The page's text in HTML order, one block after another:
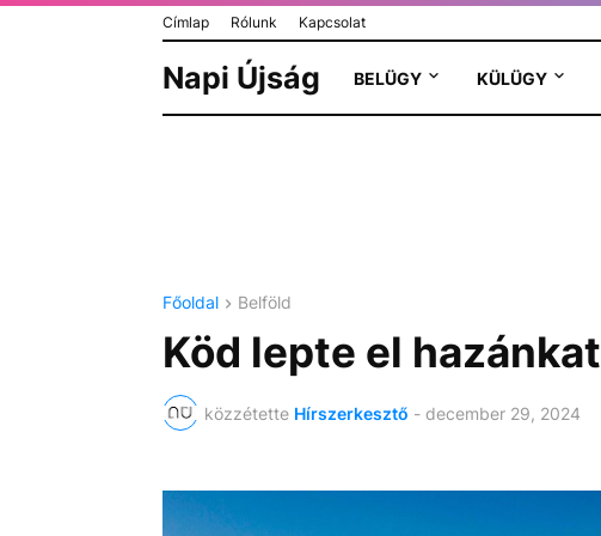
Címlap Rólunk Kapcsolat
Napi Újság BELÜGY KÜLÜGY
Főoldal Belföld
Köd lepte el hazánkat
közzétette Hírszerkesztő - december 29, 2024